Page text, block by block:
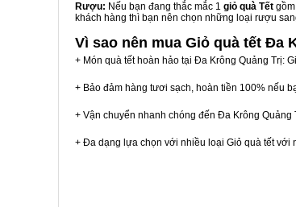
Rượu: Nếu bạn đang thắc mắc 1 giỏ quà Tết
khách hàng thì bạn nên chọn những loại rượu
Vì sao nên mua Giỏ quà tết Đa
+ Món quà tết hoàn hảo tại Đa Krông Quảng Trị:
+ Bảo đảm hàng tươi sạch, hoàn tiền 100% nếu
+ Vận chuyển nhanh chóng đến Đa Krông Quảng
+ Đa dạng lựa chọn với nhiều loại Giỏ quà tết